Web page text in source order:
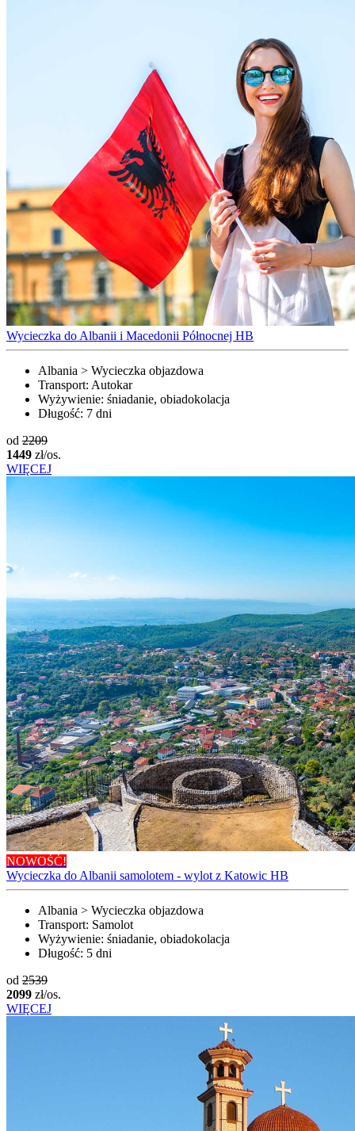
Wycieczka do Albanii i Macedonii Północnej HB
Albania > Wycieczka objazdowa
Transport: Autokar
Wyżywienie: śniadanie, obiadokolacja
Długość: 7 dni
od 2209
1449 zł/os.
WIĘCEJ
NOWOŚĆ!
Wycieczka do Albanii samolotem - wylot z Katowic HB
Albania > Wycieczka objazdowa
Transport: Samolot
Wyżywienie: śniadanie, obiadokolacja
Długość: 5 dni
od 2539
2099 zł/os.
WIĘCEJ